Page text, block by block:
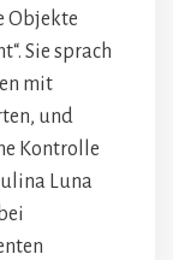
Objekte
Sie sprach
mit
und
Kontrolle
Luna